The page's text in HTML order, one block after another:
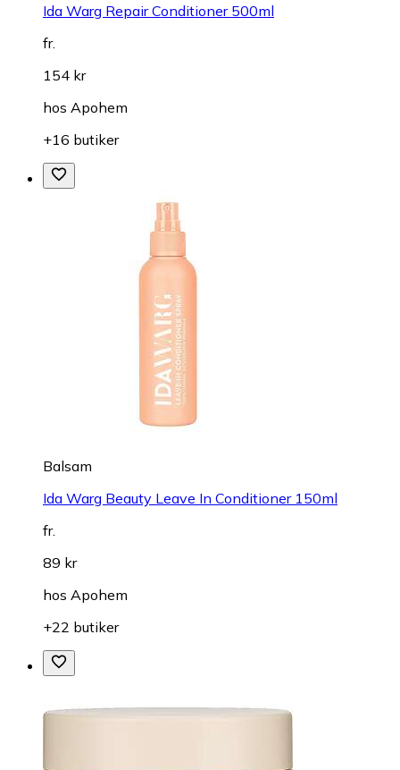
Ida Warg Repair Conditioner 500ml
fr.
154 kr
hos Apohem
+16 butiker
Balsam
Ida Warg Beauty Leave In Conditioner 150ml
fr.
89 kr
hos Apohem
+22 butiker